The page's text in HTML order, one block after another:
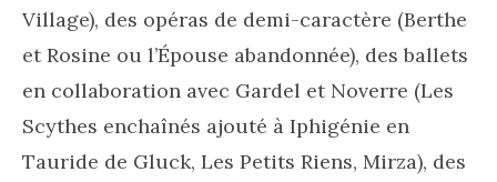
Village), des opéras de demi-caractère (Berthe
et Rosine ou l’Épouse abandonnée), des ballets
en collaboration avec Gardel et Noverre (Les
Scythes enchaînés ajouté à Iphigénie en
Tauride de Gluck, Les Petits Riens, Mirza), des